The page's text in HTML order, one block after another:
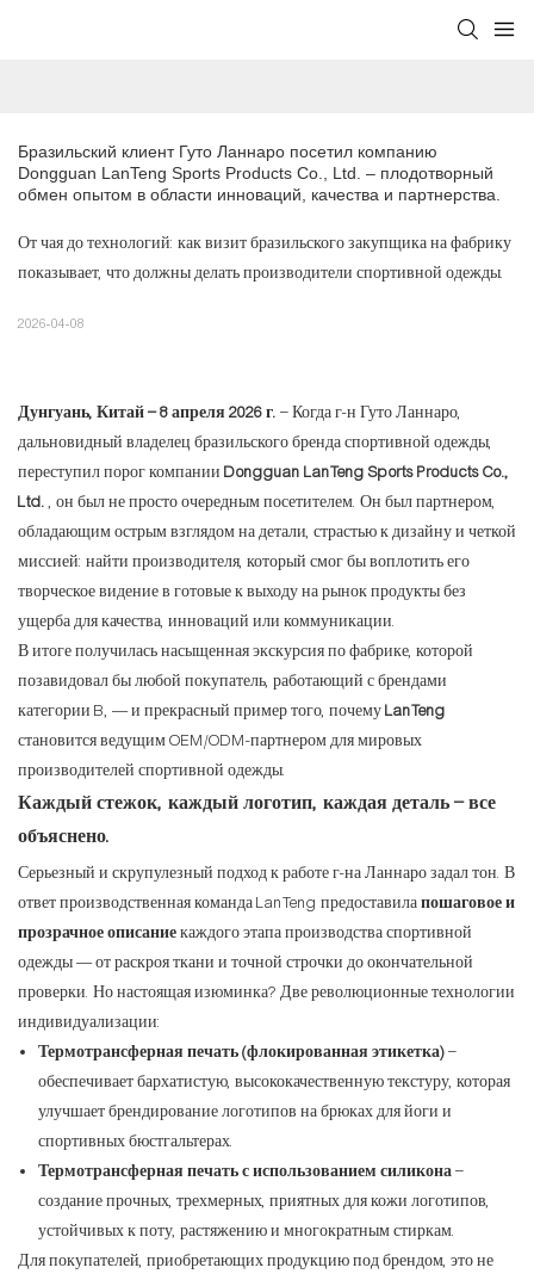
Бразильский клиент Гуто Ланнаро посетил компанию
Dongguan LanTeng Sports Products Co., Ltd. – плодотворный
обмен опытом в области инноваций, качества и партнерства.
От чая до технологий: как визит бразильского закупщика на фабрику
показывает, что должны делать производители спортивной одежды.
2026-04-08
Дунгуань, Китай – 8 апреля 2026 г. – Когда г-н Гуто Ланнаро,
дальновидный владелец бразильского бренда спортивной одежды,
переступил порог компании Dongguan LanTeng Sports Products Co.,
Ltd., он был не просто очередным посетителем. Он был партнером,
обладающим острым взглядом на детали, страстью к дизайну и четкой
миссией: найти производителя, который смог бы воплотить его
творческое видение в готовые к выходу на рынок продукты без
ущерба для качества, инноваций или коммуникации.
В итоге получилась насыщенная экскурсия по фабрике, которой
позавидовал бы любой покупатель, работающий с брендами
категории B, — и прекрасный пример того, почемуLanTeng
становится ведущим OEM/ODM-партнером для мировых
производителей спортивной одежды.
Каждый стежок, каждый логотип, каждая деталь – все
объяснено.
Серьезный и скрупулезный подход к работе г-на Ланнаро задал тон. В
ответ производственная команда LanTeng предоставилапошаговое и
прозрачное описаниекаждого этапа производства спортивной
одежды — от раскроя ткани и точной строчки до окончательной
проверки. Но настоящая изюминка? Две революционные технологии
индивидуализации:
Термотрансферная печать (флокированная этикетка)–
обеспечивает бархатистую, высококачественную текстуру, которая
улучшает брендирование логотипов на брюках для йоги и
спортивных бюстгальтерах.
Термотрансферная печать с использованием силикона–
создание прочных, трехмерных, приятных для кожи логотипов,
устойчивых к поту, растяжению и многократным стиркам.
Для покупателей, приобретающих продукцию под брендом, это не